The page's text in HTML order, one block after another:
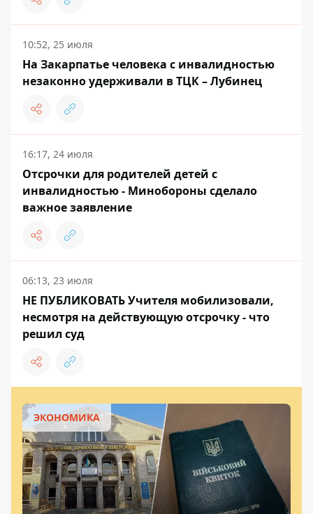
10:52, 25 июля
На Закарпатье человека с инвалидностью
незаконно удерживали в ТЦК – Лубинец
16:17, 24 июля
Отсрочки для родителей детей с
инвалидностью - Минобороны сделало
важное заявление
06:13, 23 июля
НЕ ПУБЛИКОВАТЬ Учителя мобилизовали,
несмотря на действующую отсрочку - что
решил суд
ЭКОНОМИКА